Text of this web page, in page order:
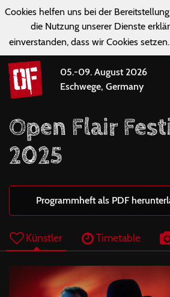
Cookies helfen uns bei der
die Nutzung unserer Dienste
einverstanden, dass wir Cookies setzen.
05.-09. August 2026
Eschwege, Germany
Open Flair
2025
Programmheft als PDF
Künstler Timetable